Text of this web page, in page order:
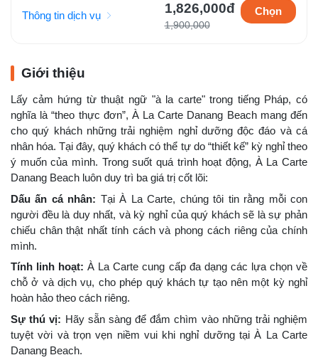
Thông tin dịch vụ 1,826,000đ
1,900,000
Chọn
Giới thiệu
Lấy cảm hứng từ thuật ngữ "à la carte" trong tiếng Pháp, có
nghĩa là “theo thực đơn”, À La Carte Danang Beach mang đến
cho quý khách những trải nghiệm nghỉ dưỡng độc đáo và cá
nhân hóa. Tại đây, quý khách có thể tự do “thiết kế” kỳ nghỉ theo
ý muốn của mình. Trong suốt quá trình hoạt động, À La Carte
Danang Beach luôn duy trì ba giá trị cốt lõi:
Dấu ấn cá nhân: Tại À La Carte, chúng tôi tin rằng mỗi con
người đều là duy nhất, và kỳ nghỉ của quý khách sẽ là sự phản
chiếu chân thật nhất tính cách và phong cách riêng của chính
mình.
Tính linh hoạt: À La Carte cung cấp đa dạng các lựa chọn về
chỗ ở và dịch vụ, cho phép quý khách tự tạo nên một kỳ nghỉ
hoàn hảo theo cách riêng.
Sự thú vị: Hãy sẵn sàng để đắm chìm vào những trải nghiệm
tuyệt vời và trọn vẹn niềm vui khi nghỉ dưỡng tại À La Carte
Danang Beach.